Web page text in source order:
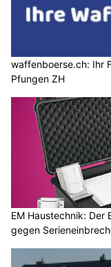
waffenboerse.ch: Ihr
Pfungen ZH
EM Haustechnik: Der
gegen